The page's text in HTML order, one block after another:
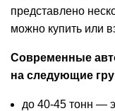
представлено
можно купить или
Современные
на следующие
до 40-45 тонн —